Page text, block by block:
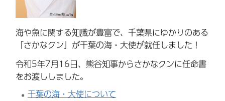
海や魚に関する知識が豊富で、千葉県にゆかりのある
「さかなクン」が千葉の海・大使が就任しました！
令和5年7月16日、熊谷知事からさかなクンに任命書
をお渡ししました。
千葉の海・大使について